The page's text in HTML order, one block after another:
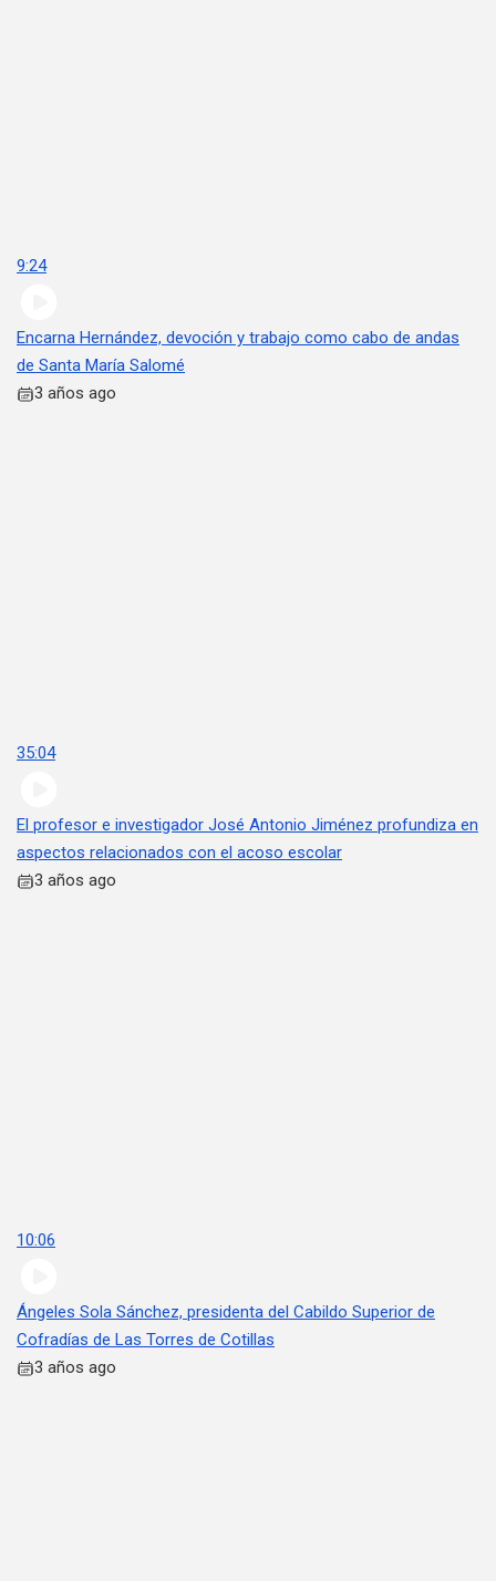
9:24
Encarna Hernández, devoción y trabajo como cabo de andas
de Santa María Salomé
3 años ago
35:04
El profesor e investigador José Antonio Jiménez profundiza en
aspectos relacionados con el acoso escolar
3 años ago
10:06
Ángeles Sola Sánchez, presidenta del Cabildo Superior de
Cofradías de Las Torres de Cotillas
3 años ago